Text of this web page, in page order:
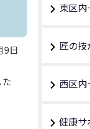
9日
東区内
匠の
西区内
健康サ